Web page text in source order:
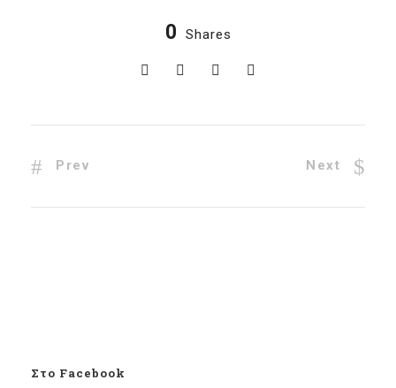
0 Shares
Prev Next
Στο Facebook